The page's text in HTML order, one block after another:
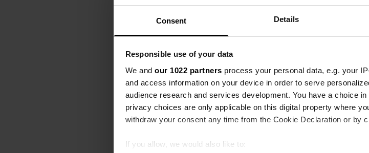
Consent Details
Responsible use of your data
We and our 1022 partners process your personal data, e.g. your
and access information on your device in order to serve
audience research and services development. You have a choice
privacy choices are only applicable on this digital property where
withdraw your consent any time from the Cookie Declaration or by
If you allow, we would also like to: